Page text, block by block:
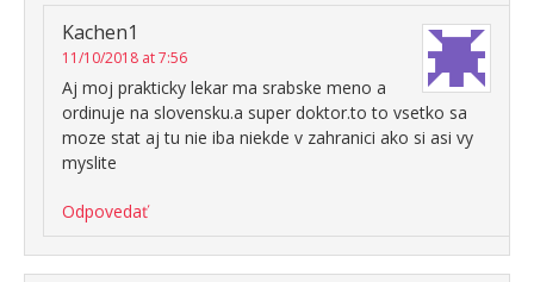
Kachen1
11/10/2018 at 7:56
Aj moj prakticky lekar ma srabske meno a
ordinuje na slovensku.a super doktor.to to vsetko sa
moze stat aj tu nie iba niekde v zahranici ako si asi vy
myslite
Odpovedať